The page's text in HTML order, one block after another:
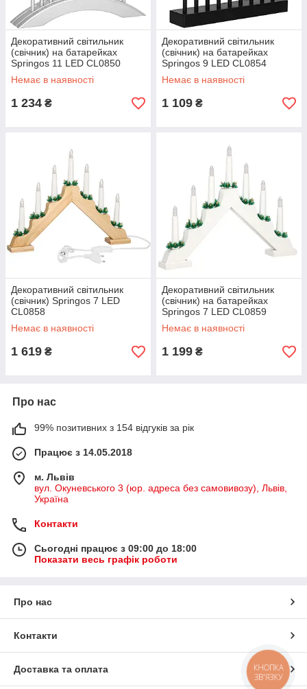
Декоративний світильник
(свічник) на батарейках
Springos 11 LED CL0850
Немає в наявності
1 234 ₴
Декоративний світильник
(свічник) на батарейках
Springos 9 LED CL0854
Немає в наявності
1 109 ₴
Декоративний світильник
(свічник) Springos 7 LED
CL0858
Немає в наявності
1 619 ₴
Декоративний світильник
(свічник) на батарейках
Springos 7 LED CL0859
Немає в наявності
1 199 ₴
Про нас
99% позитивних з 154 відгуків за рік
Працює з 14.05.2018
м. Львів
вул. Окуневського 3 (юр. адреса без самовивозу), Львів,
Україна
Контакти
Сьогодні працює з 09:00 до 18:00
Показати весь графік роботи
Про нас
Контакти
Доставка та оплата
КНОПКА
ЗВ'ЯЗКУ